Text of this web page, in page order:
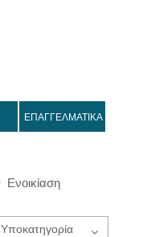
ΕΠΑΓΓΕΛΜΑΤΙΚΑ
Ενοικίαση
Υποκατηγορία